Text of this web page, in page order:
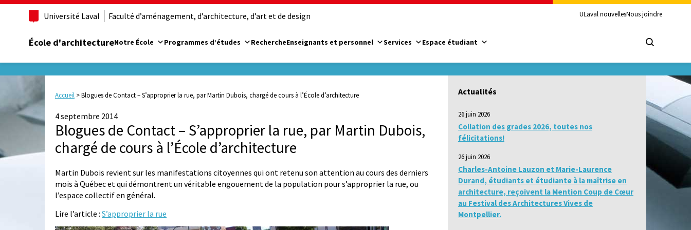
Université Laval Faculté d’aménagement, d’architecture, d’art et de design ULaval nouvellesNous joindre
École d'architectureNotre École Programmes d’études RechercheEnseignants et personnel Services Espace étudiant
Accueil >Blogues de Contact – S’approprier la rue, par Martin Dubois, chargé de cours à l’École d’architecture
4 septembre 2014
Blogues de Contact – S’approprier la rue, par Martin Dubois,
chargé de cours à l’École d’architecture
Martin Dubois revient sur les manifestations citoyennes qui ont retenu son attention au cours des derniers
mois à Québec et qui démontrent un véritable engouement de la population pour s’approprier la rue, ou
l’espace collectif en général.
Lire l’article : S’approprier la rue
Actualités
26 juin 2026
Collation des grades 2026, toutes nos
félicitations!
26 juin 2026
Charles-Antoine Lauzon et Marie-Laurence
Durand, étudiants et étudiante à la maîtrise en
architecture, reçoivent la Mention Coup de Cœur
au Festival des Architectures Vives de
Montpellier.